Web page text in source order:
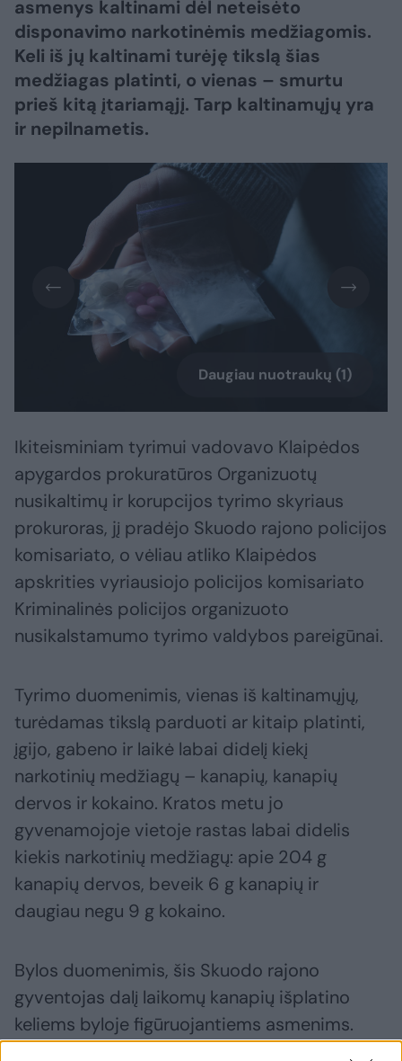
asmenys kaltinami dėl neteisėto
disponavimo narkotinėmis medžiagomis.
Keli iš jų kaltinami turėję tikslą šias
medžiagas platinti, o vienas – smurtu
prieš kitą įtariamąjį. Tarp kaltinamųjų yra
ir nepilnametis.
Daugiau nuotraukų (1)
Ikiteisminiam tyrimui vadovavo Klaipėdos
apygardos prokuratūros Organizuotų
nusikaltimų ir korupcijos tyrimo skyriaus
prokuroras, jį pradėjo Skuodo rajono policijos
komisariato, o vėliau atliko Klaipėdos
apskrities vyriausiojo policijos komisariato
Kriminalinės policijos organizuoto
nusikalstamumo tyrimo valdybos pareigūnai.
Tyrimo duomenimis, vienas iš kaltinamųjų,
turėdamas tikslą parduoti ar kitaip platinti,
įgijo, gabeno ir laikė labai didelį kiekį
narkotinių medžiagų – kanapių, kanapių
dervos ir kokaino. Kratos metu jo
gyvenamojoje vietoje rastas labai didelis
kiekis narkotinių medžiagų: apie 204 g
kanapių dervos, beveik 6 g kanapių ir
daugiau negu 9 g kokaino.
Bylos duomenimis, šis Skuodo rajono
gyventojas dalį laikomų kanapių išplatino
keliems byloje figūruojantiems asmenims.